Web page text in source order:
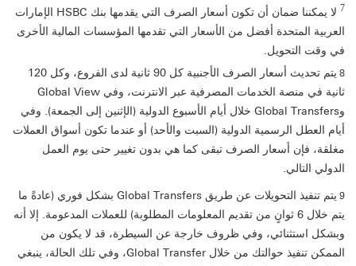
7
لا يمكننا ضمان أن تكون أسعار الصرف التي يقدمها بنك HSBC الإمارات
العربية المتحدة أفضل من الأسعار التي تقدمها المؤسسات المالية الأخرى
في وقت التحويل.
8
يتم تحديث أسعار الصرف الأجنبية كل 90 ثانية لدى الفروع، وكل 120
ثانية في منصة الخدمات المصرفية عبر الانترنت، وفي Global View
وGlobal Transfers خلال أيام الأسبوع الدولية (الإثنين إلى الجمعة). وفي
أيام العطل الرسمية الدولية (السبت والأحد) أو عندما تكون أسواق العملات
مغلقة، فإن أسعار الصرف تبقى كما هي بدون تغيير حتى يوم العمل
الدولي التالي.
9
يتم تنفيذ التحويلات عن طريق Global Transfers بشكل فوري (عادةً ما
يتم خلال 6 ثوانٍ من تقديم المعلومات المطلوبة) للعملات المدعومة. إلا أنه
وبشكل استثنائي، وفي ظروف خارجة عن السيطرة، قد لا يكون من
الممكن تنفيذ حوالتك من خلال Global Transfer، وفي تلك الحالة، ينبغي